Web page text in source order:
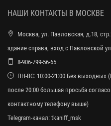
НАШИ КОНТАКТЫ В МОСКВЕ
Москва, ул. Павловская, д.18,
здание справа, вход с Павловской
8-906-799-56-65
ПН-ВС: 10:00-21:00 Без выходных
после 20:00 большая просьба
контактному телефону выше)
Telegram-канал: tkaniff_msk